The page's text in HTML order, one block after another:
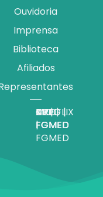
Ouvidoria
Imprensa
Biblioteca
Afiliados
APP |
FGMED
MEDFLIX
|
FGMED
CRED |
FGMED
BLOG |
FGMED
TV |
FGMED